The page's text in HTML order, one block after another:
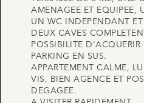
AMENAGEE ET EQUIPEE,
UN WC INDEPENDANT
DEUX CAVES
POSSIBILITE
PARKING EN SUS.
APPARTEMENT CALME,
VIS, BIEN AGENCE ET
DEGAGEE.